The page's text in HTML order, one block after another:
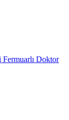
Doktor